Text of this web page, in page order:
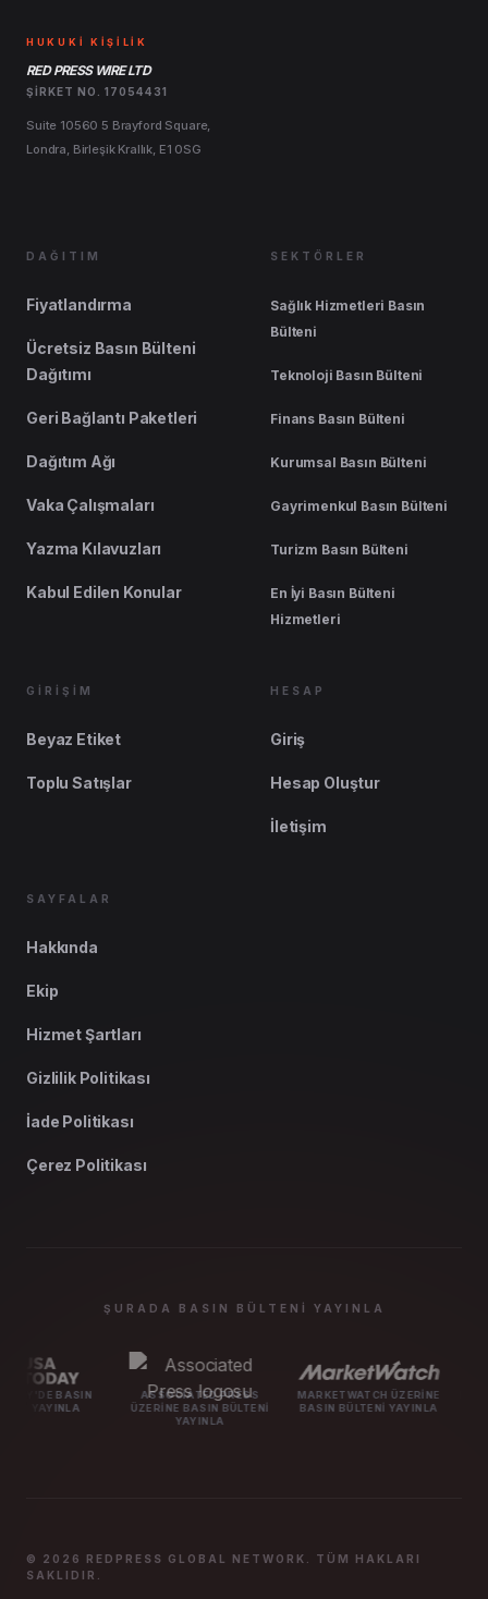
HUKUKİ KİŞİLİK
RED PRESS WIRE LTD
ŞIRKET NO. 17054431
Suite 10560 5 Brayford Square,
Londra, Birleşik Krallık, E1 0SG
DAĞITIM
Fiyatlandırma
Ücretsiz Basın Bülteni
Dağıtımı
Geri Bağlantı Paketleri
Dağıtım Ağı
Vaka Çalışmaları
Yazma Kılavuzları
Kabul Edilen Konular
SEKTÖRLER
Sağlık Hizmetleri Basın
Bülteni
Teknoloji Basın Bülteni
Finans Basın Bülteni
Kurumsal Basın Bülteni
Gayrimenkul Basın Bülteni
Turizm Basın Bülteni
En İyi Basın Bülteni
Hizmetleri
GİRİŞİM
Beyaz Etiket
Toplu Satışlar
HESAP
Giriş
Hesap Oluştur
İletişim
SAYFALAR
Hakkında
Ekip
Hizmet Şartları
Gizlilik Politikası
İade Politikası
Çerez Politikası
ŞURADA BASIN BÜLTENI YAYINLA
ASSOCIATED PRESS
ÜZERINE BASIN BÜLTENI
MARKETWATCH ÜZERINE
BASIN BÜLTENI YAYINLA
MASHABLE
BÜLTENI
© 2026 REDPRESS GLOBAL NETWORK. TÜM HAKLARI
SAKLIDIR.